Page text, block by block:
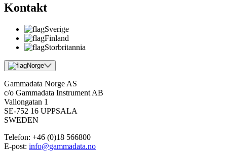
Kontakt
Sverige
Finland
Storbritannia
Norge
Gammadata Norge AS
c/o Gammadata Instrument AB
Vallongatan 1
SE-752 16 UPPSALA
SWEDEN
Telefon: +46 (0)18 566800
E-post: info@gammadata.no